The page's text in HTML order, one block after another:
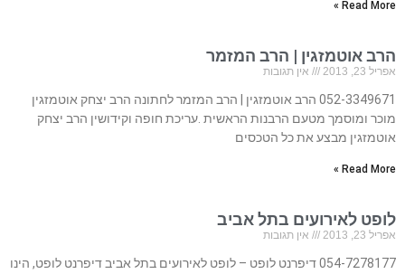
Read More »
הרב אוטמזגין | הרב המזמר
אפריל 23, 2013 אין תגובות
052-3349671 הרב אוטמזגין | הרב המזמר לחתונה הרב יצחק אוטמזגין
מוכר ומוסמך מטעם הרבנות הראשית .עריכת חופה וקידושין הרב יצחק
אוטמזגין מבצע את כל הטכסים
Read More »
לופט לאירועים בתל אביב
אפריל 23, 2013 אין תגובות
054-7278177 דיפרנט לופט – לופט לאירועים בתל אביב דיפרנט לופט, הינו